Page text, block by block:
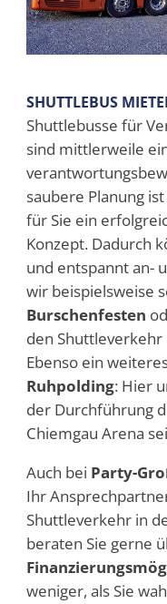
SHUTTLEBUS
Shuttlebusse für
sind mittlerweile
saubere Planung
für Sie ein
Konzept. Dadurch
und entspannt an-
wir beispielsweise
Burschenfesten
den
Ebenso ein
Ruhpolding: Hier
der Durchführung
Chiemgau Arena
Auch bei Party-
Ihr
Shuttleverkehr in
beraten Sie gerne
weniger, als Sie